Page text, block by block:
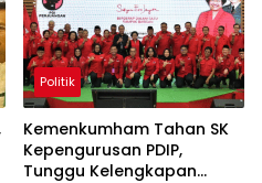
Politik
Kemenkumham Tahan SK
Kepengurusan PDIP,
Tunggu Kelengkapan